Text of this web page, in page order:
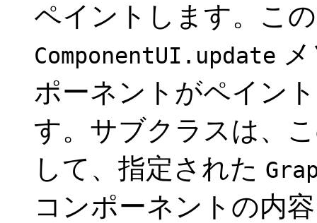
ペイントします。こ
ComponentUI.update
ポーネントがペイン
す。サブクラスは、
して、指定された
コンポーネントの内